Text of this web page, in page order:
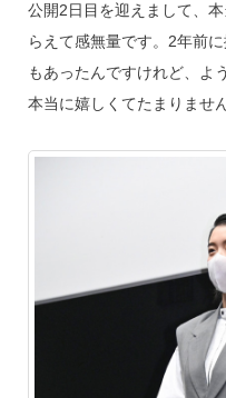
公開2日目を迎えまして、
らえて感無量です。2年前
もあったんですけれど、よ
本当に嬉しくてたまりませ